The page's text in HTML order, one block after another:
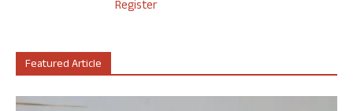
Register
Featured Article